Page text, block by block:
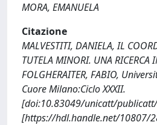
MORA, EMANUELA
Citazione
MALVESTITI, DANIELA, IL
TUTELA MINORI. UNA RICERCA
FOLGHERAITER, FABIO,
Cuore Milano:Ciclo XXXII.
[doi:10.83049/unicatt/
[https://hdl.handle.net/10807/